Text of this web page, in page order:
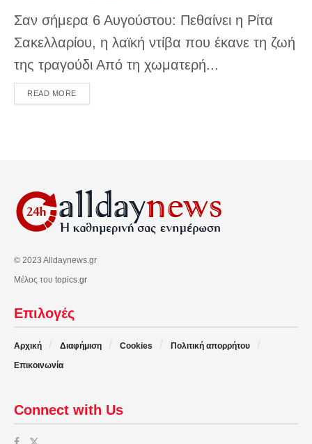
Σαν σήμερα 6 Αυγούστου: Πεθαίνει η Ρίτα
Σακελλαρίου, η λαϊκή ντίβα που έκανε τη ζωή
της τραγούδι Από τη χωματερή...
READ MOREDETAILS
© 2023 Alldaynews.gr
Μέλος του topics.gr
Επιλογές
Αρχική Διαφήμιση Cookies
Πολιτική απορρήτου
Επικοινωνία
Connect with Us